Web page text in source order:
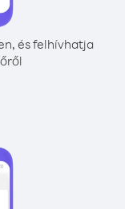
és felhívhatja